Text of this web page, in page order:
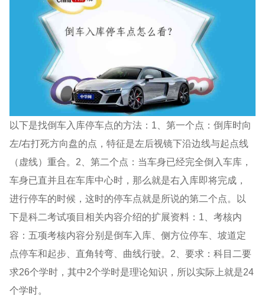
以下是找倒车入库停车点的方法：1、第一个点：倒库时向
左/右打死方向盘的点，特征是左后视镜下沿边线与起点线
（虚线）重合。2、第二个点：当车身已经完全倒入车库，
车身已直并且在车库中心时，那么就是右入库即将完成，
进行停车的时候，这时的停车点就是所说的第二个点。以
下是科二考试项目相关内容介绍的扩展资料：1、考核内
容：五项考核内容分别是倒车入库、侧方位停车、坡道定
点停车和起步、直角转弯、曲线行驶。2、要求：科目二要
求26个学时，其中2个学时是理论知识，所以实际上就是24
个学时。